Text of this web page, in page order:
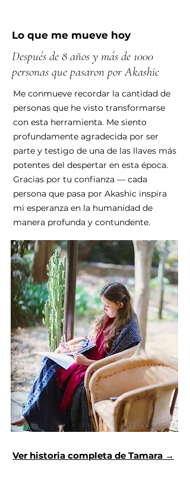
Lo que me mueve hoy
Después de 8 años y más de 1000
personas que pasaron por Akashic
Me conmueve recordar la cantidad de
personas que he visto transformarse
con esta herramienta. Me siento
profundamente agradecida por ser
parte y testigo de una de las llaves más
potentes del despertar en esta época.
Gracias por tu confianza — cada
persona que pasa por Akashic inspira
mi esperanza en la humanidad de
manera profunda y contundente.
Ver historia completa de Tamara →